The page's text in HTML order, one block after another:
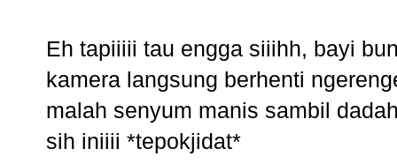
Eh tapiiiii tau engga siiihh, bayi
kamera langsung berhenti
malah senyum manis sambil
sih iniiii *tepokjidat*